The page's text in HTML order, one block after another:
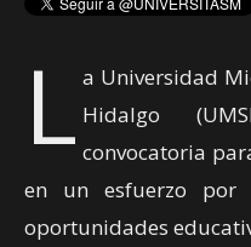
L a Universidad
Hidalgo
convocatoria
en un esfuerzo por
oportunidades